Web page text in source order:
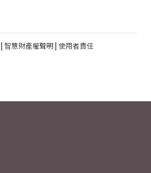
| 智慧財產權聲明 | 使用者責任